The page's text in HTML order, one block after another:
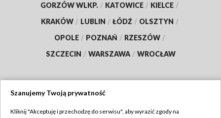
GORZÓW WLKP. / KATOWICE / KIELCE /
KRAKÓW / LUBLIN / ŁÓDŹ / OLSZTYN /
OPOLE / POZNAŃ / RZESZÓW /
SZCZECIN / WARSZAWA / WROCŁAW
Szanujemy Twoją prywatność
Kliknij "Akceptuję i przechodzę do serwisu", aby wyrazić zgody na